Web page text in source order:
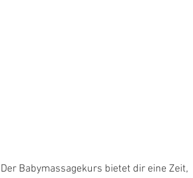
Der Babymassagekurs bietet dir eine Zeit,